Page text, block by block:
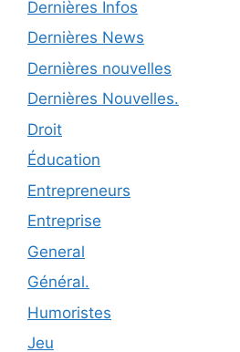
Dernières Infos
Dernières News
Dernières nouvelles
Dernières Nouvelles.
Droit
Éducation
Entrepreneurs
Entreprise
General
Général.
Humoristes
Jeu